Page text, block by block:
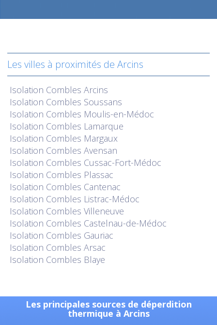
Les villes à proximités de Arcins
Isolation Combles Arcins
Isolation Combles Soussans
Isolation Combles Moulis-en-Médoc
Isolation Combles Lamarque
Isolation Combles Margaux
Isolation Combles Avensan
Isolation Combles Cussac-Fort-Médoc
Isolation Combles Plassac
Isolation Combles Cantenac
Isolation Combles Listrac-Médoc
Isolation Combles Villeneuve
Isolation Combles Castelnau-de-Médoc
Isolation Combles Gauriac
Isolation Combles Arsac
Isolation Combles Blaye
Les principales sources de déperdition
thermique à Arcins